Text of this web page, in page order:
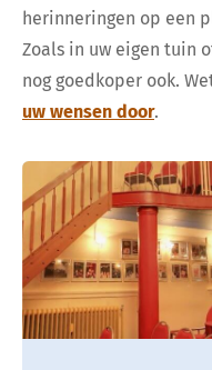
herinneringen op een
Zoals in uw eigen tuin
nog goedkoper ook.
uw wensen door.